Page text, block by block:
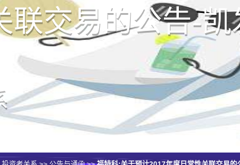
联交易的公告-